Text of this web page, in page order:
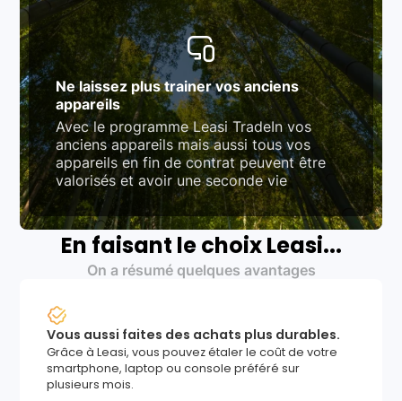
Ne laissez plus trainer vos anciens
appareils
Avec le programme Leasi TradeIn vos
anciens appareils mais aussi tous vos
appareils en fin de contrat peuvent être
valorisés et avoir une seconde vie
En faisant le choix Leasi...
On a résumé quelques avantages
Vous aussi faites des achats plus durables.
Grâce à Leasi, vous pouvez étaler le coût de votre
smartphone, laptop ou console préféré sur
plusieurs mois.